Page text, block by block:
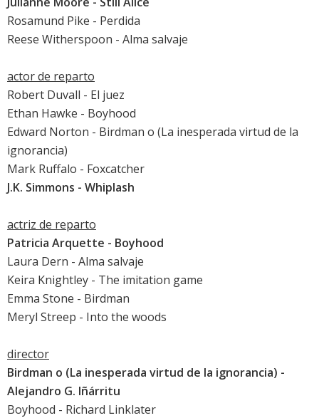
Rosamund Pike - Perdida
Reese Witherspoon - Alma salvaje
actor de reparto
Robert Duvall - El juez
Ethan Hawke - Boyhood
Edward Norton - Birdman o (La inesperada virtud de la
ignorancia)
Mark Ruffalo - Foxcatcher
J.K. Simmons - Whiplash
actriz de reparto
Patricia Arquette - Boyhood
Laura Dern - Alma salvaje
Keira Knightley - The imitation game
Emma Stone - Birdman
Meryl Streep - Into the woods
director
Birdman o (La inesperada virtud de la ignorancia) -
Alejandro G. Iñárritu
Boyhood - Richard Linklater